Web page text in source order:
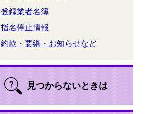
登録業者名簿
指名停止情報
約款・要綱・お知らせなど
見つからないときは